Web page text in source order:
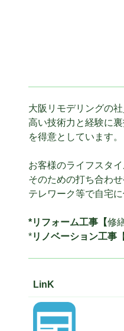
大阪リモデリングの
高い技術力と経験に
を得意としています。
お客様のライフスタ
そのための打ち合わ
テレワーク等で自宅
*リフォーム工事【修
*リノベーション工事
LinK